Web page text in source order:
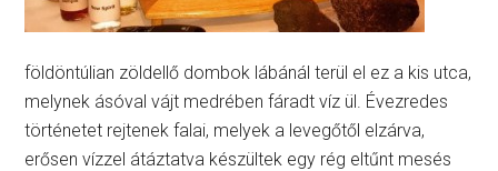
földöntúlian zöldellő dombok lábánál terül el ez a kis utca,
melynek ásóval vájt medrében fáradt víz ül. Évezredes
történetet rejtenek falai, melyek a levegőtől elzárva,
erősen vízzel átáztatva készültek egy rég eltűnt mesés